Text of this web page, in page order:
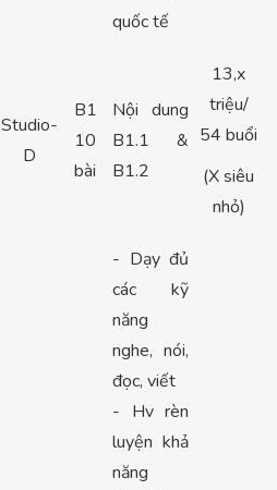
quốc tế
Studio-
D
B1
10
bài
Nội dung
B1.1 &
B1.2
13,x
triệu/
54 buổi
(X siêu
nhỏ)
- Dạy đủ
các kỹ
năng
nghe, nói,
đọc, viết
- Hv rèn
luyện khả
năng